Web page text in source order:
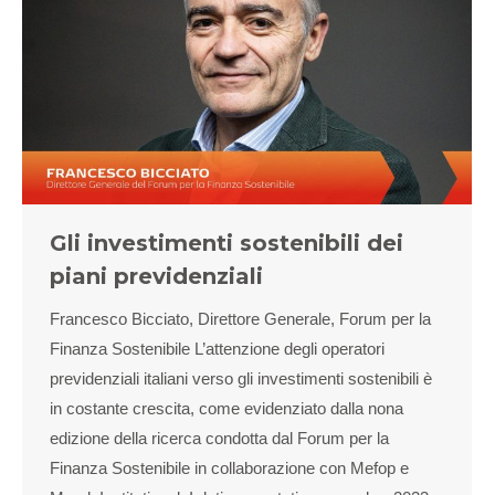
Gli investimenti sostenibili dei
piani previdenziali
Francesco Bicciato, Direttore Generale, Forum per la
Finanza Sostenibile L’attenzione degli operatori
previdenziali italiani verso gli investimenti sostenibili è
in costante crescita, come evidenziato dalla nona
edizione della ricerca condotta dal Forum per la
Finanza Sostenibile in collaborazione con Mefop e